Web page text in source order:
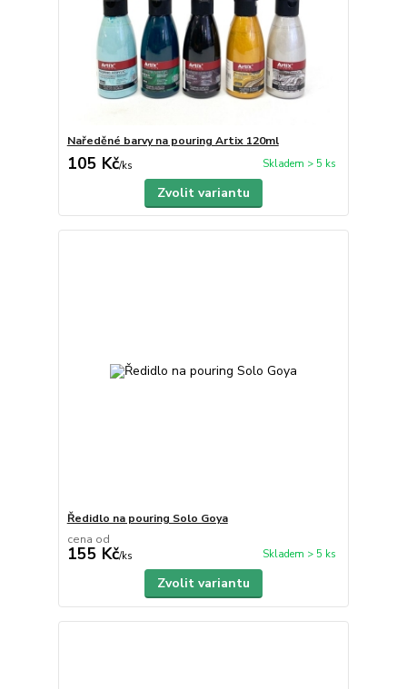
Naředěné barvy na pouring Artix 120ml
105 Kč/ks Skladem > 5 ks
Zvolit variantu
Ředidlo na pouring Solo Goya
cena od
155 Kč/ks Skladem > 5 ks
Zvolit variantu